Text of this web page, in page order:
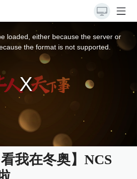
loaded, either because the server or
the format is not supported.
看我在冬奥】NCS